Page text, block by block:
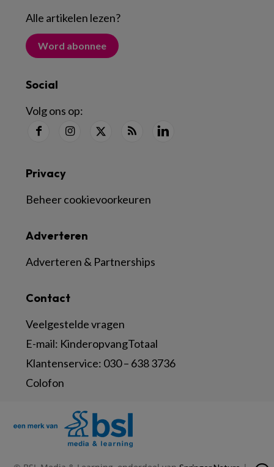
Alle artikelen lezen?
Word abonnee
Social
Volg ons op:
Contact
Veelgestelde vragen
E-mail: KinderopvangTotaal
Klantenservice: 030 – 638 3736
Colofon
Adverteren
Adverteren & Partnerships
Privacy
Beheer cookievoorkeuren